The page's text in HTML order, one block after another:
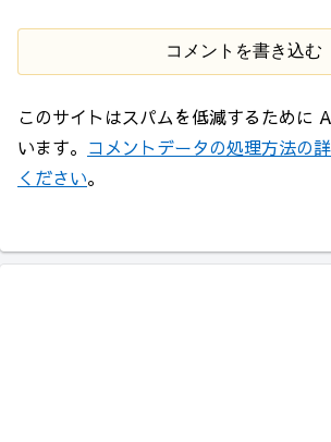
コメントを書き込む
このサイトはスパムを低減するために
います。 コメントデータの処理方法の
ください。